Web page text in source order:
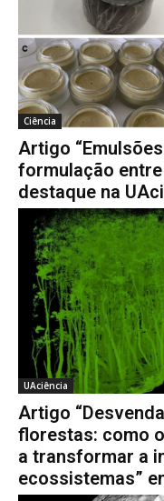
Ciência
Artigo
formulação entre
destaque na
UAciência
Artigo
florestas: como
a transformar a
ecossistemas”